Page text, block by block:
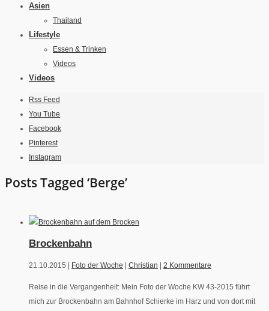
Asien
Thailand
Lifestyle
Essen & Trinken
Videos
Videos
Rss Feed
You Tube
Facebook
Pinterest
Instagram
Posts Tagged ‘Berge’
Brockenbahn
21.10.2015 | Foto der Woche Christian 2 Kommentare
Reise in die Vergangenheit: Mein Foto der Woche KW 43-2015 führt
mich zur Brockenbahn am Bahnhof Schierke im Harz und von dort mit